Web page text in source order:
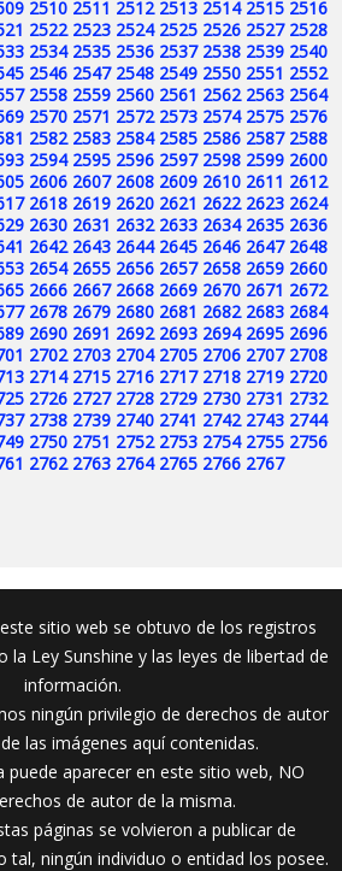
2510 2511 2512 2513 2514 2515 2516
2522 2523 2524 2525 2526 2527 2528
2534 2535 2536 2537 2538 2539 2540
2546 2547 2548 2549 2550 2551 2552
2558 2559 2560 2561 2562 2563 2564
2570 2571 2572 2573 2574 2575 2576
2582 2583 2584 2585 2586 2587 2588
2594 2595 2596 2597 2598 2599 2600
2606 2607 2608 2609 2610 2611 2612
2618 2619 2620 2621 2622 2623 2624
2630 2631 2632 2633 2634 2635 2636
2642 2643 2644 2645 2646 2647 2648
2654 2655 2656 2657 2658 2659 2660
2666 2667 2668 2669 2670 2671 2672
2678 2679 2680 2681 2682 2683 2684
2690 2691 2692 2693 2694 2695 2696
2702 2703 2704 2705 2706 2707 2708
2714 2715 2716 2717 2718 2719 2720
2726 2727 2728 2729 2730 2731 2732
2738 2739 2740 2741 2742 2743 2744
2750 2751 2752 2753 2754 2755 2756
2762 2763 2764 2765 2766 2767
sitio web se obtuvo de los registros
la Ley Sunshine y las leyes de libertad de
información.
ningún privilegio de derechos de autor
las imágenes aquí contenidas.
aparecer en este sitio web, NO
de autor de la misma.
páginas se volvieron a publicar de
tal, ningún individuo o entidad los posee.